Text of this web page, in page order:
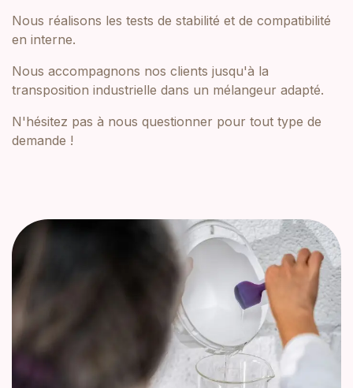
Nous réalisons les tests de stabilité et de compatibilité
en interne.
Nous accompagnons nos clients jusqu'à la
transposition industrielle dans un mélangeur adapté.
N'hésitez pas à nous questionner pour tout type de
demande !